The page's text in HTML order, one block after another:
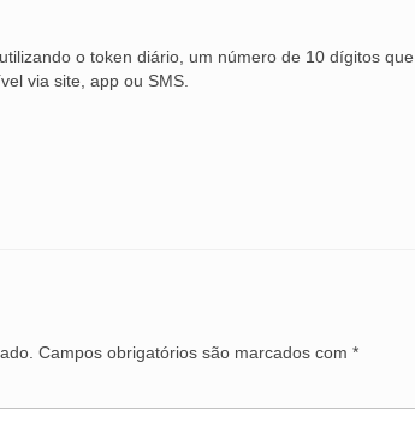
o token diário, um número de 10 dígitos
via site, app ou SMS.
Campos obrigatórios são marcados com *